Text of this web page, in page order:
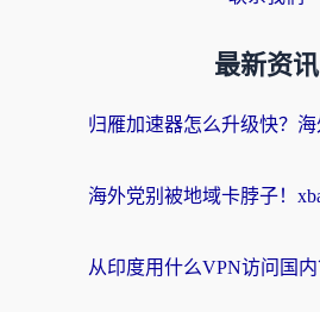
最新资讯